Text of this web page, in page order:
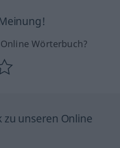
Wörterbuch?
zu unseren Online